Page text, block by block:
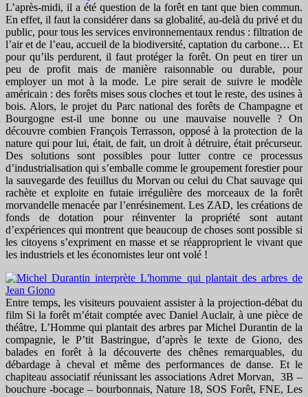
L’après-midi, il a été question de la forêt en tant que bien commun.
En effet, il faut la considérer dans sa globalité, au-delà du privé et du
public, pour tous les services environnementaux rendus : filtration de
l’air et de l’eau, accueil de la biodiversité, captation du carbone… Et
pour qu’ils perdurent, il faut protéger la forêt. On peut en tirer un
peu de profit mais de manière raisonnable ou durable, pour
employer un mot à la mode. Le pire serait de suivre le modèle
américain : des forêts mises sous cloches et tout le reste, des usines à
bois. Alors, le projet du Parc national des forêts de Champagne et
Bourgogne est-il une bonne ou une mauvaise nouvelle ? On
découvre combien François Terrasson, opposé à la protection de la
nature qui pour lui, était, de fait, un droit à détruire, était précurseur.
Des solutions sont possibles pour lutter contre ce processus
d’industrialisation qui s’emballe comme le groupement forestier pour
la sauvegarde des feuillus du Morvan ou celui du Chat sauvage qui
rachète et exploite en futaie irrégulière des morceaux de la forêt
morvandelle menacée par l’enrésinement. Les ZAD, les créations de
fonds de dotation pour réinventer la propriété sont autant
d’expériences qui montrent que beaucoup de choses sont possible si
les citoyens s’expriment en masse et se réapproprient le vivant que
les industriels et les économistes leur ont volé !
Entre temps, les visiteurs pouvaient assister à la projection-débat du
film Si la forêt m’était comptée avec Daniel Auclair, à une pièce de
théâtre, L’Homme qui plantait des arbres par Michel Durantin de la
compagnie, le P’tit Bastringue, d’après le texte de Giono, des
balades en forêt à la découverte des chênes remarquables, du
débardage à cheval et même des performances de danse. Et le
chapiteau associatif réunissant les associations Adret Morvan, 3B –
bouchure -bocage – bourbonnais, Nature 18, SOS Forêt, FNE, Les